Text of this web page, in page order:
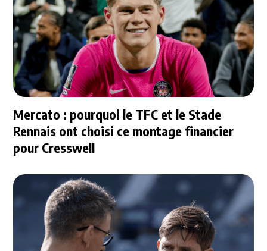
Mercato : pourquoi le TFC et le Stade
Rennais ont choisi ce montage financier
pour Cresswell